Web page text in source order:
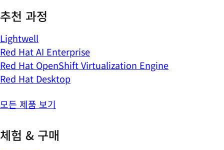
추천 과정
Lightwell
Red Hat AI Enterprise
Red Hat OpenShift Virtualization Engine
Red Hat Desktop
모든 제품 보기
체험 & 구매